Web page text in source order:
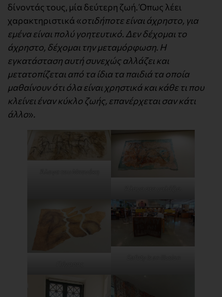
δίνοντάς τους, μία δεύτερη ζωή. Όπως λέει
χαρακτηριστικά «οτιδήποτε είναι άχρηστο, για
εμένα είναι πολύ γοητευτικό. Δεν δέχομαι το
άχρηστο, δέχομαι την μεταμόρφωση. Η
εγκατάσταση αυτή συνεχώς αλλάζει και
μετατοπίζεται από τα ίδια τα παιδιά τα οποία
μαθαίνουν ότι όλα είναι χρηστικά και κάθε τι που
κλείνει έναν κύκλο ζωής, επανέρχεται σαν κάτι
άλλο».